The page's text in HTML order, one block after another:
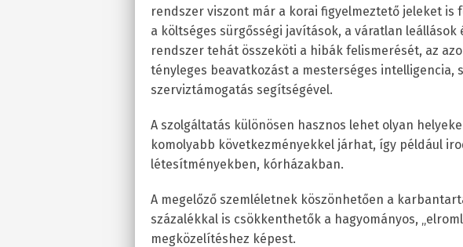
rendszer viszont már a korai figyelmeztető jeleket
a költséges sürgősségi javítások, a váratlan leállások
rendszer tehát összeköti a hibák felismerését, az
tényleges beavatkozást a mesterséges intelligencia,
szerviztámogatás segítségével.
A szolgáltatás különösen hasznos lehet olyan
komolyabb következményekkel járhat, így például
létesítményekben, kórházakban.
A megelőző szemléletnek köszönhetően a
százalékkal is csökkenthetők a hagyományos,
megközelítéshez képest.